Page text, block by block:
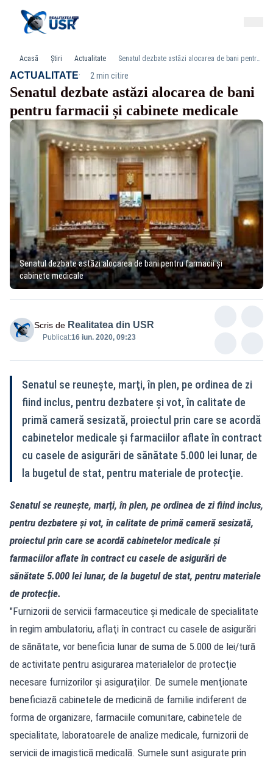
Acasă Știri Actualitate Senatul dezbate astăzi alocarea de bani pentru farmacii și cabinete medicale
ACTUALITATE· 2 min citire
Senatul dezbate astăzi alocarea de bani
pentru farmacii și cabinete medicale
Senatul dezbate astăzi alocarea de bani pentru farmacii și
cabinete medicale
Scris de Realitatea din USR
Publicat:16 iun. 2020, 09:23
Senatul se reuneşte, marţi, în plen, pe ordinea de zi
fiind inclus, pentru dezbatere şi vot, în calitate de
primă cameră sesizată, proiectul prin care se acordă
cabinetelor medicale şi farmaciilor aflate în contract
cu casele de asigurări de sănătate 5.000 lei lunar, de
la bugetul de stat, pentru materiale de protecţie.
Senatul se reuneşte, marţi, în plen, pe ordinea de zi fiind inclus,
pentru dezbatere şi vot, în calitate de primă cameră sesizată,
proiectul prin care se acordă cabinetelor medicale şi
farmaciilor aflate în contract cu casele de asigurări de
sănătate 5.000 lei lunar, de la bugetul de stat, pentru materiale
de protecţie.
"Furnizorii de servicii farmaceutice şi medicale de specialitate
în regim ambulatoriu, aflaţi în contract cu casele de asigurări
de sănătate, vor beneficia lunar de suma de 5.000 de lei/tură
de activitate pentru asigurarea materialelor de protecţie
necesare furnizorilor şi asiguraţilor. De sumele menţionate
beneficiază cabinetele de medicină de familie indiferent de
forma de organizare, farmaciile comunitare, cabinetele de
specialitate, laboratoarele de analize medicale, furnizorii de
servicii de imagistică medicală. Sumele sunt asigurate prin